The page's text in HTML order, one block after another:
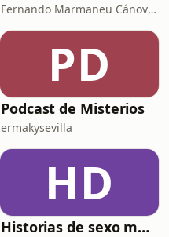
Fernando Marmaneu Cánovas
PD
Podcast de Misterios
ermakysevilla
HD
Historias de sexo muy intensas y calientes